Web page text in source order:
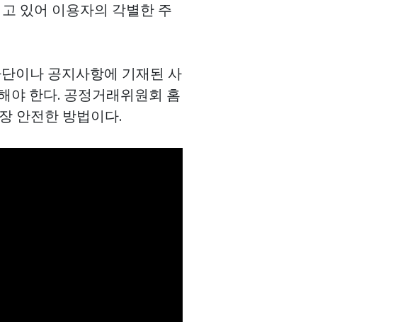
있어 이용자의 각별한 주
이나 공지사항에 기재된 사
야 한다. 공정거래위원회 홈
안전한 방법이다.